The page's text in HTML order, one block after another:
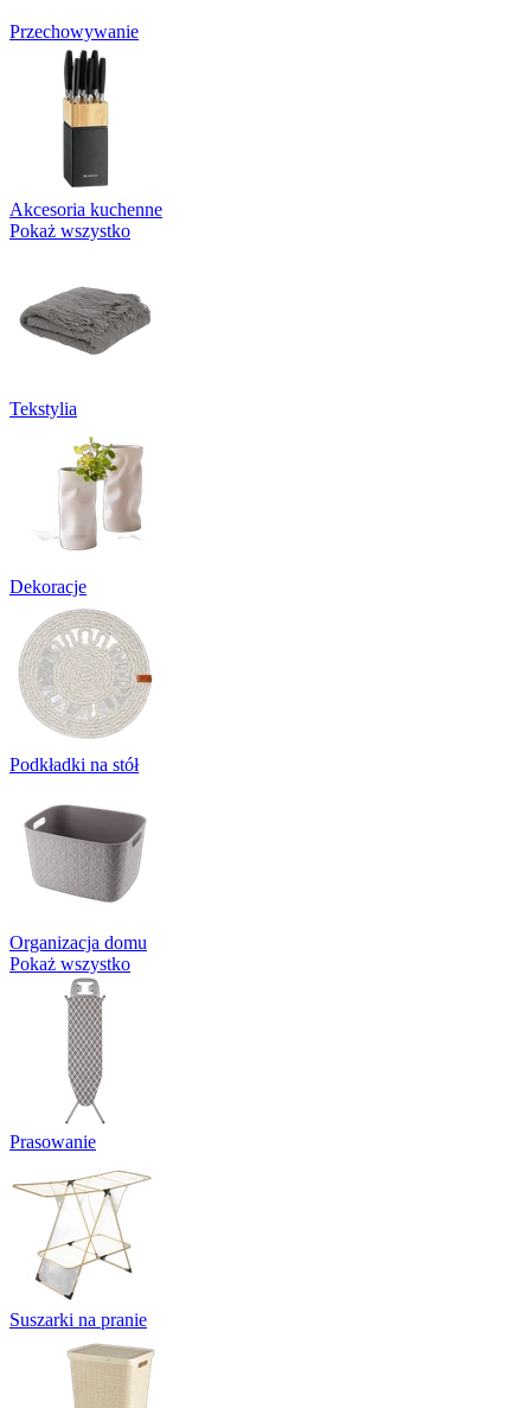
Przechowywanie
Akcesoria kuchenne
Pokaż wszystko
Tekstylia
Dekoracje
Podkładki na stół
Organizacja domu
Pokaż wszystko
Prasowanie
Suszarki na pranie